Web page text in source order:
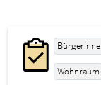
Wohnraum